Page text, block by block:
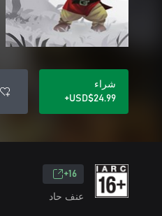
شراء
USD$24.99+
16+
عنف حاد